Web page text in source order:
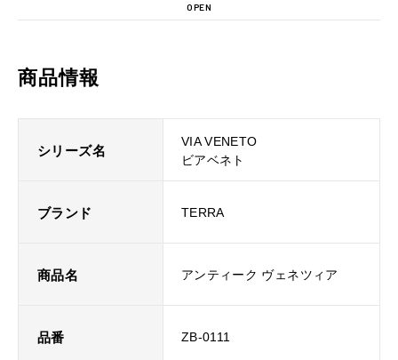
OPEN
商品情報
シリーズ名
VIA VENETO
ビアベネト
ブランド TERRA
商品名 アンティーク ヴェネツィア
品番 ZB-0111